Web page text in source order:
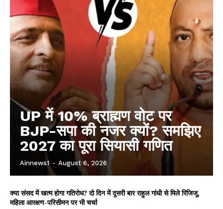
UP में 10% ब्राह्मण वोट पर
BJP-सपा की नजर क्यों? समझिए
2027 का पूरा सियासी गणित
Ainnews1 - August 6, 2026
क्या संसद में खत्म होगा गतिरोध? दो दिन में दूसरी बार राहुल गांधी से मिले रिजिजू,
महिला आरक्षण-परिसीमन पर भी चर्चा